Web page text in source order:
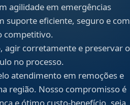
agilidade em emergências
suporte eficiente, seguro e com
competitivo.
agir corretamente e preservar o
no processo.
atendimento em remoções e
região. Nosso compromisso é